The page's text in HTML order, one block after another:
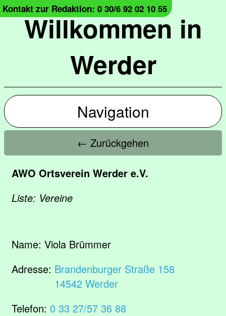
Willkommen in
Werder
Kontakt zur Redaktion: 0 30/6 92 02 10 55
Navigation
← Zurückgehen
AWO Ortsverein Werder e.V.
Liste: Vereine
Name: Viola Brümmer
Adresse: Brandenburger Straße 158
14542 Werder
Telefon: 0 33 27/57 36 88